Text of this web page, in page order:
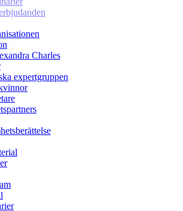
Charles
expertgruppen